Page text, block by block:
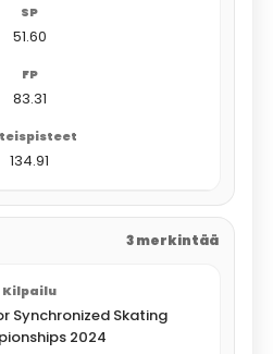
51.60
83.31
134.91
3 merkintää
Synchronized Skating
2024